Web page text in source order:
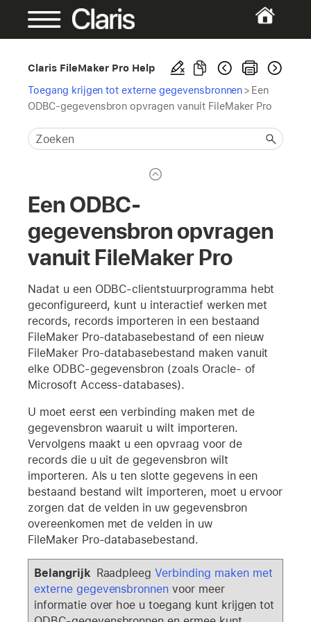
Claris FileMaker Pro Help
Toegang krijgen tot externe gegevensbronnen> Een
ODBC-gegevensbron opvragen vanuit FileMaker Pro
Een ODBC-
gegevensbron opvragen
vanuit FileMaker Pro
Nadat u een ODBC-clientstuurprogramma hebt
geconfigureerd, kunt u interactief werken met
records, records importeren in een bestaand
FileMaker Pro-databasebestand of een nieuw
FileMaker Pro-databasebestand maken vanuit
elke ODBC-gegevensbron (zoals Oracle- of
Microsoft Access-databases).
U moet eerst een verbinding maken met de
gegevensbron waaruit u wilt importeren.
Vervolgens maakt u een opvraag voor de
records die u uit de gegevensbron wilt
importeren. Als u ten slotte gegevens in een
bestaand bestand wilt importeren, moet u ervoor
zorgen dat de velden in uw gegevensbron
overeenkomen met de velden in uw
FileMaker Pro-databasebestand.
Belangrijk RaadpleegVerbinding maken met
externe gegevensbronnen voor meer
informatie over hoe u toegang kunt krijgen tot